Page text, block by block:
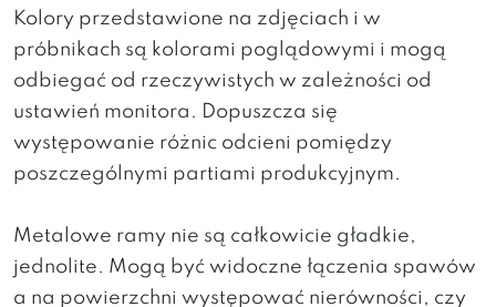
Kolory przedstawione na zdjęciach i w
próbnikach są kolorami poglądowymi i mogą
odbiegać od rzeczywistych w zależności od
ustawień monitora. Dopuszcza się
występowanie różnic odcieni pomiędzy
poszczególnymi partiami produkcyjnym.
Metalowe ramy nie są całkowicie gładkie,
jednolite. Mogą być widoczne łączenia spawów
a na powierzchni występować nierówności, czy